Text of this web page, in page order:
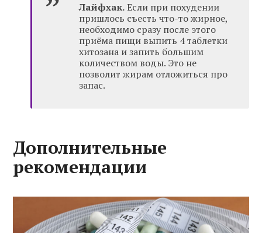
Лайфхак.Если при похудении
пришлось съесть что-то жирное,
необходимо сразу после этого
приёма пищи выпить 4 таблетки
хитозана и запить большим
количеством воды. Это не
позволит жирам отложиться про
запас.
Дополнительные
рекомендации